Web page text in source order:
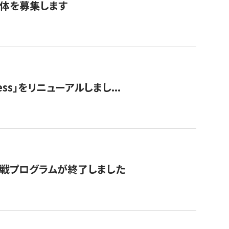
を募集します
」をリニューアルしまし...
プログラムが終了しました